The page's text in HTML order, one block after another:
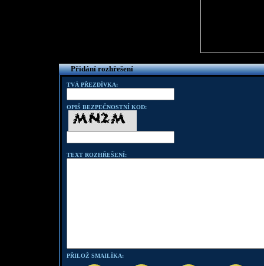
Přidání rozhřešení
TVÁ PŘEZDÍVKA:
OPIŠ BEZPEČNOSTNÍ KOD:
TEXT ROZHŘEŠENÍ:
PŘILOŽ SMAILÍKA: